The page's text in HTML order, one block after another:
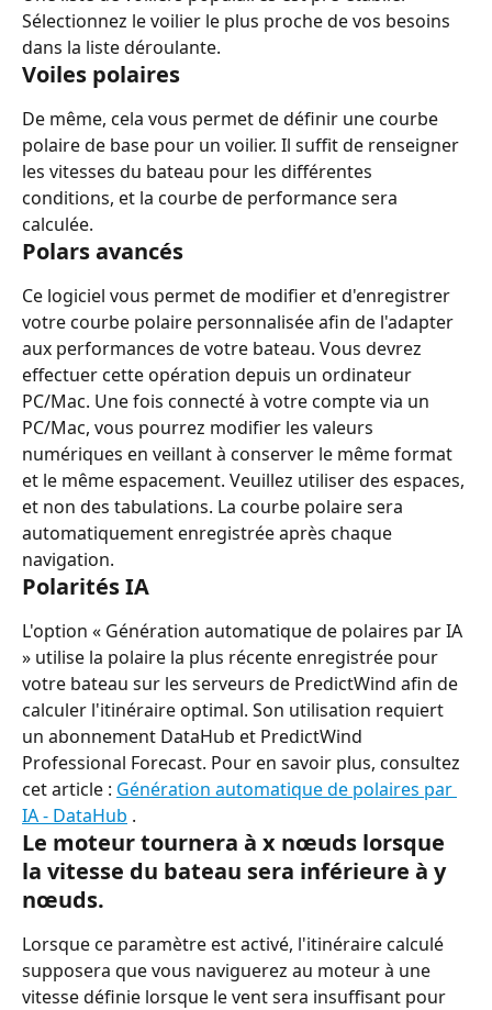
Sélectionnez le voilier le plus proche de vos besoins
dans la liste déroulante.
Voiles polaires
De même, cela vous permet de définir une courbe
polaire de base pour un voilier. Il suffit de renseigner
les vitesses du bateau pour les différentes
conditions, et la courbe de performance sera
calculée.
Polars avancés
Ce logiciel vous permet de modifier et d'enregistrer
votre courbe polaire personnalisée afin de l'adapter
aux performances de votre bateau. Vous devrez
effectuer cette opération depuis un ordinateur
PC/Mac. Une fois connecté à votre compte via un
PC/Mac, vous pourrez modifier les valeurs
numériques en veillant à conserver le même format
et le même espacement. Veuillez utiliser des espaces,
et non des tabulations. La courbe polaire sera
automatiquement enregistrée après chaque
navigation.
Polarités IA
L'option « Génération automatique de polaires par IA
» utilise la polaire la plus récente enregistrée pour
votre bateau sur les serveurs de PredictWind afin de
calculer l'itinéraire optimal. Son utilisation requiert
un abonnement DataHub et PredictWind
Professional Forecast. Pour en savoir plus, consultez
cet article : Génération automatique de polaires par
IA - DataHub .
Le moteur tournera à x nœuds lorsque
la vitesse du bateau sera inférieure à y
nœuds.
Lorsque ce paramètre est activé, l'itinéraire calculé
supposera que vous naviguerez au moteur à une
vitesse définie lorsque le vent sera insuffisant pour